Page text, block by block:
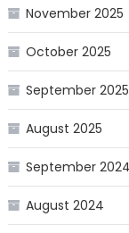
November 2025
October 2025
September 2025
August 2025
September 2024
August 2024